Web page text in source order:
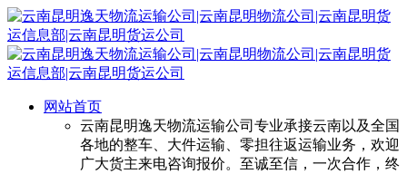
网站首页
云南昆明逸天物流运输公司专业承接云南以及全国
各地的整车、大件运输、零担往返运输业务，欢迎
广大货主来电咨询报价。至诚至信，一次合作，终